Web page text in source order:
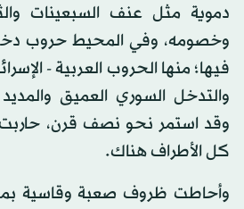
دموية مثل عنف السبعينات
وخصومه، وفي المحيط حروب
والتدخل السوري العميق والمديد
وقد استمر نحو نصف قرن،
كل الأطراف هناك.
وأحاطت ظروف صعبة وقاسية